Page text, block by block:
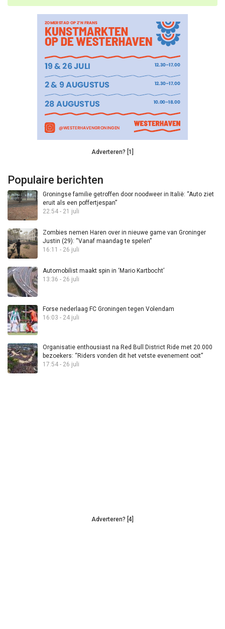
Adverteren? [1]
Populaire berichten
Groningse familie getroffen door noodweer in Italië: “Auto ziet
eruit als een poffertjespan”
22:54 - 21 juli
Zombies nemen Haren over in nieuwe game van Groninger
Justin (29): “Vanaf maandag te spelen”
16:11 - 26 juli
Automobilist maakt spin in ‘Mario Kartbocht’
13:36 - 26 juli
Forse nederlaag FC Groningen tegen Volendam
16:03 - 24 juli
Organisatie enthousiast na Red Bull District Ride met 20.000
bezoekers: “Riders vonden dit het vetste evenement ooit”
17:54 - 26 juli
Adverteren? [4]